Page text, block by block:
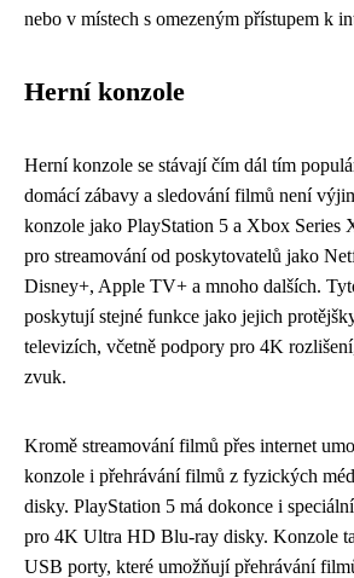
nebo v místech s omezeným přístupem k
Herní konzole
Herní konzole se stávají čím dál tím
domácí zábavy a sledování filmů není
konzole jako PlayStation 5 a Xbox Series
pro streamování od poskytovatelů jako
Disney+, Apple TV+ a mnoho dalších.
poskytují stejné funkce jako jejich
televizích, včetně podpory pro 4K
zvuk.
Kromě streamování filmů přes internet
konzole i přehrávání filmů z fyzických
disky. PlayStation 5 má dokonce i
pro 4K Ultra HD Blu-ray disky. Konzole
USB porty, které umožňují přehrávání